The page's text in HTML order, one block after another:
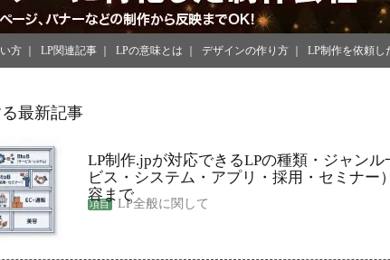
方 LP関連記事 LPの意味とは デザインの作り方 LP制作を依頼し
最新記事
LP制作.jpが対応できるLPの種類・ジャンル
ビス・システム・アプリ・採用・セミナー
容まで
LP全般に関して